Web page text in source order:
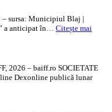
– sursa: Municipiul Blaj |
a anticipat în… Citește mai
2026 – baiff.ro SOCIETATE
Dexonline publică lunar